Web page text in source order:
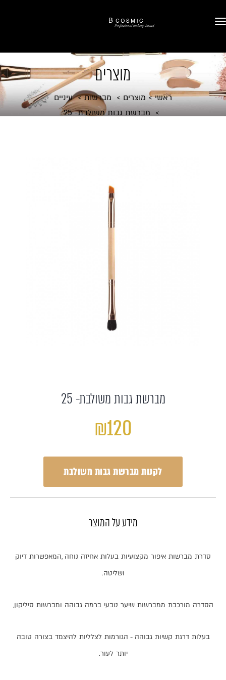
מוצרים
ראשי מוצרים מברשות
עיניים
מברשת גבות משולבת- 25
מברשת גבות משולבת- 25
₪120
לקנות מברשת גבות משולבת
מידע על המוצר
סדרת מברשות איפור מקצועיות בעלות אחיזה נוחה ,המאפשרות דיוק
ושליטה.
הסדרה מורכבת ממברשות שיער טבעי ברמה גבוהה ומברשות סיליקון,
בעלות דרגת קשיות גבוהה - הגורמות לצלליות להיצמד בצורה טובה
יותר לעור.